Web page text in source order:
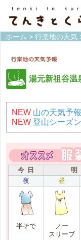
ホーム > 行楽地の天気
湯元新祖谷温
NEW 山の天気予
NEW 登山シーズ
今 日 明
夜
昼
半そで
ノー
スリーブ